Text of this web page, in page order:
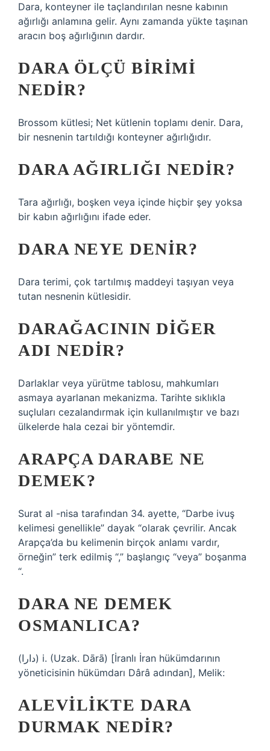
Dara, konteyner ile taçlandırılan nesne kabının
ağırlığı anlamına gelir. Aynı zamanda yükte taşınan
aracın boş ağırlığının dardır.
DARA ÖLÇÜ BIRIMI
NEDIR?
Brossom kütlesi; Net kütlenin toplamı denir. Dara,
bir nesnenin tartıldığı konteyner ağırlığıdır.
DARA AĞIRLIĞI NEDIR?
Tara ağırlığı, boşken veya içinde hiçbir şey yoksa
bir kabın ağırlığını ifade eder.
DARA NEYE DENIR?
Dara terimi, çok tartılmış maddeyi taşıyan veya
tutan nesnenin kütlesidir.
DARAĞACININ DIĞER
ADI NEDIR?
Darlaklar veya yürütme tablosu, mahkumları
asmaya ayarlanan mekanizma. Tarihte sıklıkla
suçluları cezalandırmak için kullanılmıştır ve bazı
ülkelerde hala cezai bir yöntemdir.
ARAPÇA DARABE NE
DEMEK?
Surat al -nisa tarafından 34. ayette, “Darbe ivuş
kelimesi genellikle” dayak “olarak çevrilir. Ancak
Arapça’da bu kelimenin birçok anlamı vardır,
örneğin” terk edilmiş “,” başlangıç “veya” boşanma
“.
DARA NE DEMEK
OSMANLICA?
(ﺩﺍﺭﺍ) i. (Uzak. Dārā) [İranlı İran hükümdarının
yöneticisinin hükümdarı Dârâ adından], Melik:
ALEVILIKTE DARA
DURMAK NEDIR?